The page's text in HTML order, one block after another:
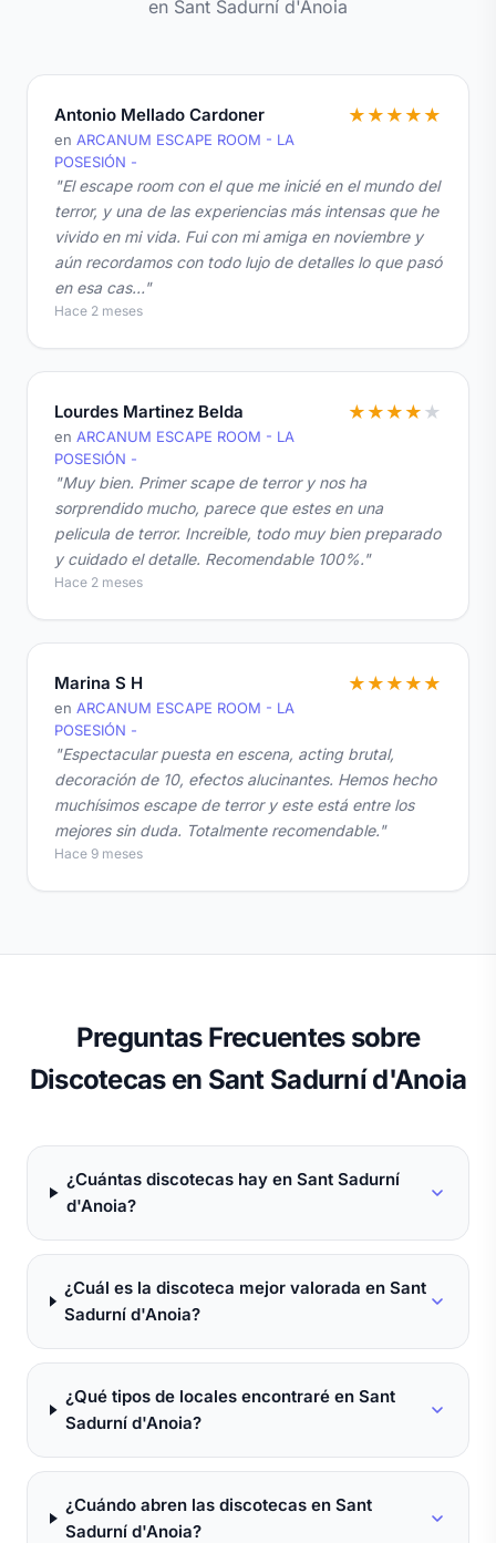
en Sant Sadurní d'Anoia
Antonio Mellado Cardoner
en ARCANUM ESCAPE ROOM - LA
POSESIÓN -
★ ★ ★ ★ ★
"El escape room con el que me inicié en el mundo del
terror, y una de las experiencias más intensas que he
vivido en mi vida. Fui con mi amiga en noviembre y
aún recordamos con todo lujo de detalles lo que pasó
en esa cas…"
Hace 2 meses
Lourdes Martinez Belda
en ARCANUM ESCAPE ROOM - LA
POSESIÓN -
★ ★ ★ ★ ★
"Muy bien. Primer scape de terror y nos ha
sorprendido mucho, parece que estes en una
pelicula de terror. Increible, todo muy bien preparado
y cuidado el detalle. Recomendable 100%."
Hace 2 meses
Marina S H
en ARCANUM ESCAPE ROOM - LA
POSESIÓN -
★ ★ ★ ★ ★
"Espectacular puesta en escena, acting brutal,
decoración de 10, efectos alucinantes. Hemos hecho
muchísimos escape de terror y este está entre los
mejores sin duda. Totalmente recomendable."
Hace 9 meses
Preguntas Frecuentes sobre
Discotecas en Sant Sadurní d'Anoia
¿Cuántas discotecas hay en Sant Sadurní
d'Anoia?
¿Cuál es la discoteca mejor valorada en Sant
Sadurní d'Anoia?
¿Qué tipos de locales encontraré en Sant
Sadurní d'Anoia?
¿Cuándo abren las discotecas en Sant
Sadurní d'Anoia?